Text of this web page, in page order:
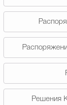
Решения